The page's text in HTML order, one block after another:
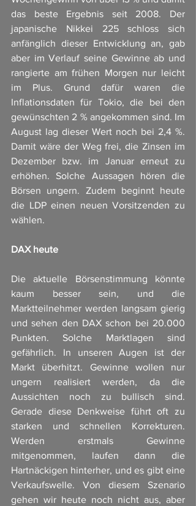
das beste Ergebnis seit 2008. Der
japanische Nikkei 225 schloss sich
anfänglich dieser Entwicklung an, gab
aber im Verlauf seine Gewinne ab und
rangierte am frühen Morgen nur leicht
im Plus. Grund dafür waren die
Inflationsdaten für Tokio, die bei den
gewünschten 2 % angekommen sind. Im
August lag dieser Wert noch bei 2,4 %.
Damit wäre der Weg frei, die Zinsen im
Dezember bzw. im Januar erneut zu
erhöhen. Solche Aussagen hören die
Börsen ungern. Zudem beginnt heute
die LDP einen neuen Vorsitzenden zu
wählen.
DAX heute
Die aktuelle Börsenstimmung könnte
kaum besser sein, und die
Marktteilnehmer werden langsam gierig
und sehen den DAX schon bei 20.000
Punkten. Solche Marktlagen sind
gefährlich. In unseren Augen ist der
Markt überhitzt. Gewinne wollen nur
ungern realisiert werden, da die
Aussichten noch zu bullisch sind.
Gerade diese Denkweise führt oft zu
starken und schnellen Korrekturen.
Werden erstmals Gewinne
mitgenommen, laufen dann die
Hartnäckigen hinterher, und es gibt eine
Verkaufswelle. Von diesem Szenario
gehen wir heute noch nicht aus, aber